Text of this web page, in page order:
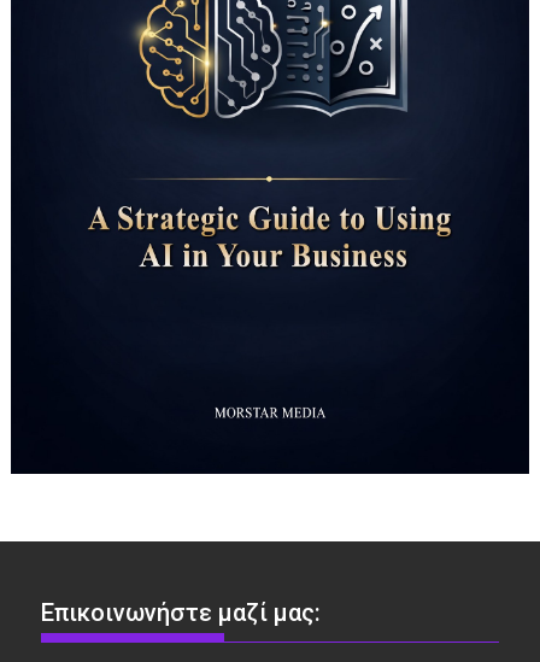
Επικοινωνήστε μαζί μας: